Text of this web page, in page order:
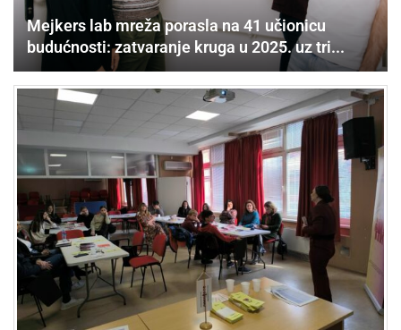
Mejkers lab mreža porasla na 41 učionicu
budućnosti: zatvaranje kruga u 2025. uz tri...